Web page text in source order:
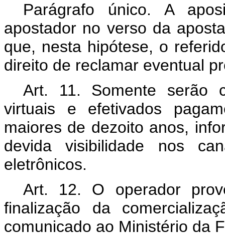
Parágrafo único. A
apostador no verso da
que, nesta hipótese, o
direito de reclamar eventual
Art. 11. Somente serão
virtuais e efetivados
maiores de dezoito anos,
devida visibilidade nos
eletrônicos.
Art. 12. O operador
finalização da
comunicado ao Ministério da